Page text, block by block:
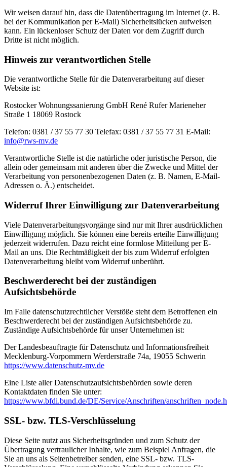
Wir weisen darauf hin, dass die Datenübertragung im Internet (z. B.
bei der Kommunikation per E-Mail) Sicherheitslücken aufweisen
kann. Ein lückenloser Schutz der Daten vor dem Zugriff durch
Dritte ist nicht möglich.
Hinweis zur verantwortlichen Stelle
Die verantwortliche Stelle für die Datenverarbeitung auf dieser
Website ist:
Rostocker Wohnungssanierung GmbH René Rufer Marieneher
Straße 1 18069 Rostock
Telefon: 0381 / 37 55 77 30 Telefax: 0381 / 37 55 77 31 E-Mail:
info@rws-mv.de
Verantwortliche Stelle ist die natürliche oder juristische Person, die
allein oder gemeinsam mit anderen über die Zwecke und Mittel der
Verarbeitung von personenbezogenen Daten (z. B. Namen, E-Mail-
Adressen o. Ä.) entscheidet.
Widerruf Ihrer Einwilligung zur Datenverarbeitung
Viele Datenverarbeitungsvorgänge sind nur mit Ihrer ausdrücklichen
Einwilligung möglich. Sie können eine bereits erteilte Einwilligung
jederzeit widerrufen. Dazu reicht eine formlose Mitteilung per E-
Mail an uns. Die Rechtmäßigkeit der bis zum Widerruf erfolgten
Datenverarbeitung bleibt vom Widerruf unberührt.
Beschwerderecht bei der zuständigen
Aufsichtsbehörde
Im Falle datenschutzrechtlicher Verstöße steht dem Betroffenen ein
Beschwerderecht bei der zuständigen Aufsichtsbehörde zu.
Zuständige Aufsichtsbehörde für unser Unternehmen ist:
Der Landesbeauftragte für Datenschutz und Informationsfreiheit
Mecklenburg-Vorpommern Werderstraße 74a, 19055 Schwerin
https://www.datenschutz-mv.de
Eine Liste aller Datenschutzaufsichtsbehörden sowie deren
Kontaktdaten finden Sie unter:
https://www.bfdi.bund.de/DE/Service/Anschriften/
SSL- bzw. TLS-Verschlüsselung
Diese Seite nutzt aus Sicherheitsgründen und zum Schutz der
Übertragung vertraulicher Inhalte, wie zum Beispiel Anfragen, die
Sie an uns als Seitenbetreiber senden, eine SSL- bzw. TLS-